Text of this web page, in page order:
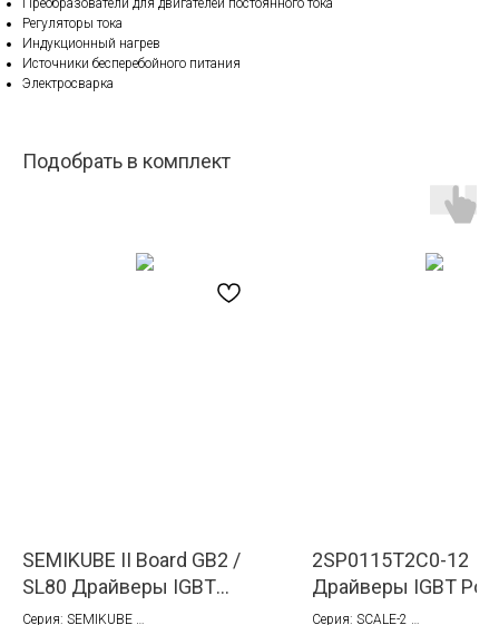
Преобразователи для двигателей постоянного тока
Регуляторы тока
Индукционный нагрев
Источники бесперебойного питания
Электросварка
Подобрать в комплект
SEMIKUBE II Board GB2 /
SL80 Драйверы IGBT
Semikron-Danfos
Серия: SEMIKUBE
2SP0115T2C0-12
Драйверы IGBT
Integrations
Серия: SCALE-2